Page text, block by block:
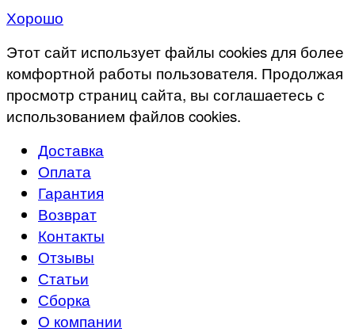
Хорошо
Этот сайт использует файлы cookies для более
комфортной работы пользователя. Продолжая
просмотр страниц сайта, вы соглашаетесь с
использованием файлов cookies.
Доставка
Оплата
Гарантия
Возврат
Контакты
Отзывы
Статьи
Сборка
О компании